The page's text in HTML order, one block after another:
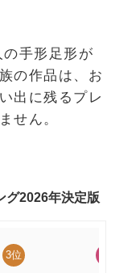
手形足形が
の作品は、お
出に残るプレ
せん。